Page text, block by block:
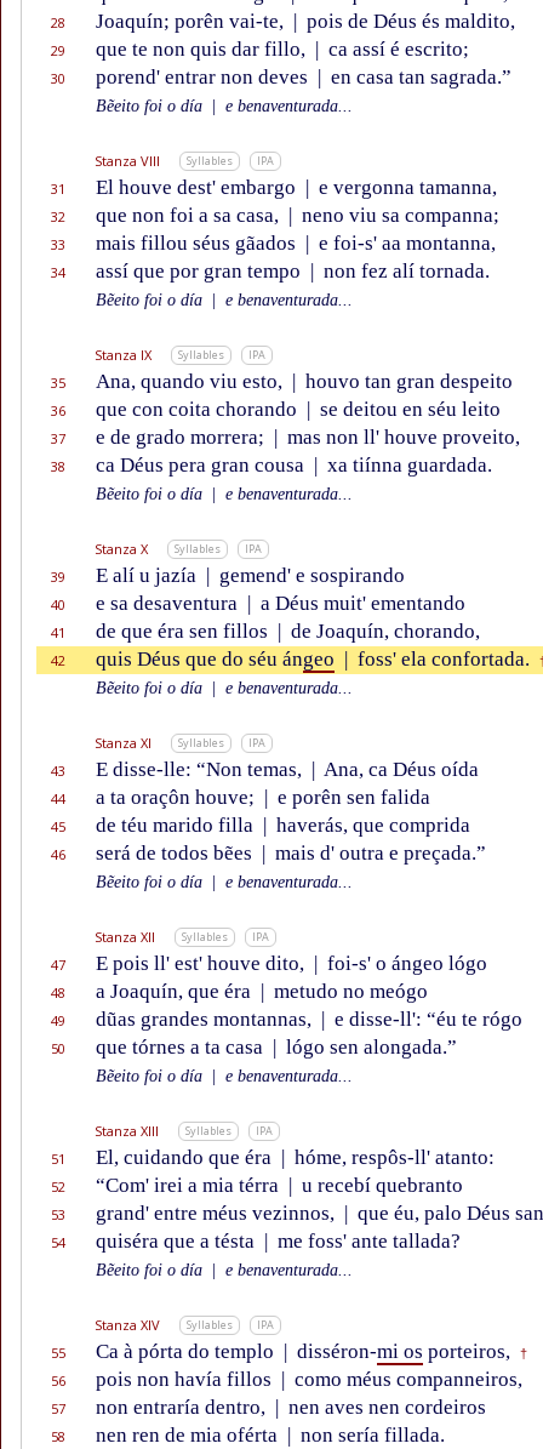
28 Joaquín; porên vai-te, | pois de Déus és maldito,
29 que te non quis dar fillo, | ca assí é escrito;
30 porend' entrar non deves | en casa tan sagrada.”
Bẽeito foi o día e benaventurada...
Stanza VIII Syllables IPA
31 El houve dest' embargo | e vergonna tamanna,
32 que non foi a sa casa, | neno viu sa companna;
33 mais fillou séus gãados | e foi-s' aa montanna,
34 assí que por gran tempo | non fez alí tornada.
Bẽeito foi o día e benaventurada...
Stanza IX Syllables IPA
35 Ana, quando viu esto, | houvo tan gran despeito
36 que con coita chorando | se deitou en séu leito
37 e de grado morrera; | mas non ll' houve proveito,
38 ca Déus pera gran cousa | xa tiínna guardada.
Bẽeito foi o día e benaventurada...
Stanza X Syllables IPA
39 E alí u jazía | gemend' e sospirando
40 e sa desaventura | a Déus muit' ementando
41 de que éra sen fillos | de Joaquín, chorando,
42 quis Déus que do séu ángeo | foss' ela confortada.
Bẽeito foi o día e benaventurada...
Stanza XI Syllables IPA
43 E disse-lle: “Non temas, | Ana, ca Déus oída
44 a ta oraçôn houve; | e porên sen falida
45 de téu marido filla | haverás, que comprida
46 será de todos bẽes | mais d' outra e preçada.”
Bẽeito foi o día e benaventurada...
Stanza XII Syllables IPA
47 E pois ll' est' houve dito, | foi-s' o ángeo lógo
48 a Joaquín, que éra | metudo no meógo
49 dũas grandes montannas, | e disse-ll': “éu te rógo
50 que tórnes a ta casa | lógo sen alongada.”
Bẽeito foi o día e benaventurada...
Stanza XIII Syllables IPA
51 El, cuidando que éra | hóme, respôs-ll' atanto:
52 “Com' irei a mia térra | u recebí quebranto
53 grand' entre méus vezinnos, | que éu, palo Déus
54 quiséra que a tésta | me foss' ante tallada?
Bẽeito foi o día e benaventurada...
Stanza XIV Syllables IPA
55 Ca à pórta do templo | disséron-mi os porteiros, †
56 pois non havía fillos | como méus companneiros,
57 non entraría dentro, | nen aves nen cordeiros
58 nen ren de mia oférta | non sería fillada.